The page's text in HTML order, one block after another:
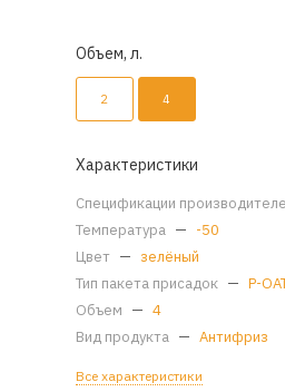
Объем, л.
2 4
Характеристики
Спецификации
Температура — -50
Цвет — зелёный
Тип пакета присадок — P-
Объем — 4
Вид продукта — Антифриз
Все характеристики